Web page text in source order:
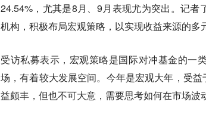
24.54%，尤其是8月、9月表现尤为突出。记
机构，积极布局宏观策略，以实现收益来源的多
受访私募表示，宏观策略是国际对冲基金的一
场，有着较大发展空间。今年是宏观大年，受
益颇丰，但也不可大意，需要思考如何在市场波